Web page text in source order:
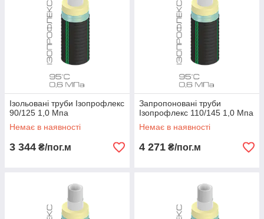
Ізольовані труби Ізопрофлекс
90/125 1,0 Мпа
Немає в наявності
3 344 ₴/пог.м
Запропоновані труби
Ізопрофлекс 110/145 1,0 Мпа
Немає в наявності
4 271 ₴/пог.м